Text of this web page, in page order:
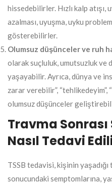
hissedebilirler. Hızlı kalp
azalması, uyuşma, uyku
gösterebilirler.
Olumsuz düşünceler ve ruh
olarak suçluluk, umutsuzluk ve
yaşayabilir. Ayrıca, dünya ve
zarar verebilir”, “tehlikedeyim”,
olumsuz düşünceler
Travma
Nasıl Tedavi
TSSB tedavisi, kişinin
sonucundaki semptomlarına,